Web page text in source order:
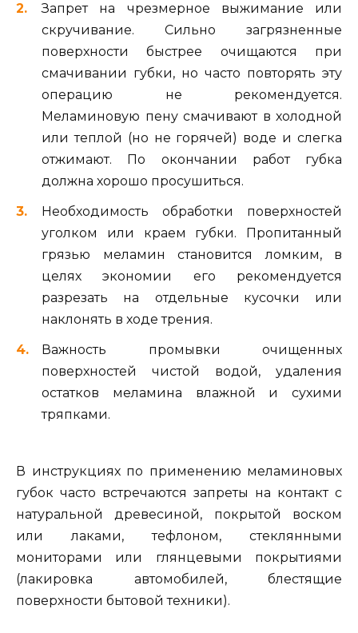
Запрет на чрезмерное выжимание или
скручивание. Сильно загрязненные
поверхности быстрее очищаются при
смачивании губки, но часто повторять эту
операцию не рекомендуется.
Меламиновую пену смачивают в холодной
или теплой (но не горячей) воде и слегка
отжимают. По окончании работ губка
должна хорошо просушиться.
Необходимость обработки поверхностей
уголком или краем губки. Пропитанный
грязью меламин становится ломким, в
целях экономии его рекомендуется
разрезать на отдельные кусочки или
наклонять в ходе трения.
Важность промывки очищенных
поверхностей чистой водой, удаления
остатков меламина влажной и сухими
тряпками.
В инструкциях по применению меламиновых
губок часто встречаются запреты на контакт с
натуральной древесиной, покрытой воском
или лаками, тефлоном, стеклянными
мониторами или глянцевыми покрытиями
(лакировка автомобилей, блестящие
поверхности бытовой техники).